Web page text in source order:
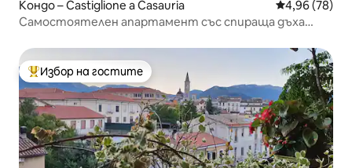
Кондо – Castiglione a Casauria Средна
4,96 (78)
Самостоятелен апартамент със спираща дъха
Най-популярен избор на гостите
Избор на гостите